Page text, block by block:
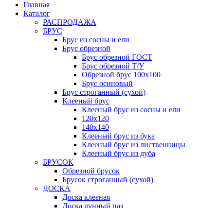
Главная
Каталог
РАСПРОДАЖА
БРУС
Брус из сосны и ели
Брус обрезной
Брус обрезной ГОСТ
Брус обрезной Т/У
Обрезной брус 100х100
Брус осиновый
Брус строганный (сухой)
Клееный брус
Клееный брус из сосны и ели
120х120
140х140
Клееный брус из бука
Клееный брус из лиственницы
Клееный брус из дуба
БРУСОК
Обрезной брусок
Брусок строганный (сухой)
ДОСКА
Доска клееная
Доска лунный паз